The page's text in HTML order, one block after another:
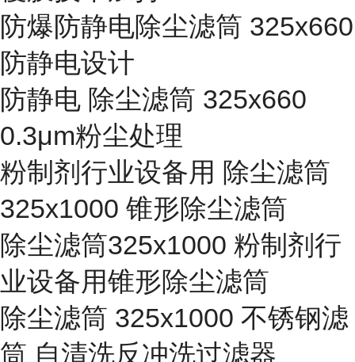
防爆防静电除尘滤筒 325x660
防静电设计
防静电 除尘滤筒 325x660
0.3μm粉尘处理
粉制剂行业设备用 除尘滤筒
325x1000 锥形除尘滤筒
除尘滤筒325x1000 粉制剂行
业设备用锥形除尘滤筒
除尘滤筒 325x1000 不锈钢滤
筒 自清洗反冲洗过滤器